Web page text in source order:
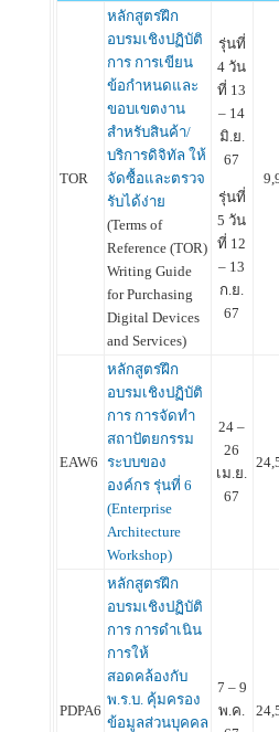
TOR
หลักสูตรฝึก
อบรมเชิงปฏิบัติ
การ การเขียน
ข้อกำหนดและ
ขอบเขตงาน
สำหรับสินค้า/
บริการดิจิทัล ให้
จัดซื้อและตรวจ
รับได้ง่าย
(Terms of
Reference (TOR)
Writing Guide
for Purchasing
Digital Devices
and Services)
รุ่นที่
4 วัน
ที่ 13
– 14
มิ.ย.
67
รุ่นที่
5 วัน
ที่ 12
– 13
ก.ย.
67
EAW6
หลักสูตรฝึก
อบรมเชิงปฏิบัติ
การ การจัดทำ
สถาปัตยกรรม
ระบบของ
องค์กร รุ่นที่ 6
(Enterprise
Architecture
Workshop)
24 –
26
เม.ย.
67
PDPA6
หลักสูตรฝึก
อบรมเชิงปฏิบัติ
การ การดำเนิน
การให้
สอดคล้องกับ
พ.ร.บ. คุ้มครอง
ข้อมูลส่วนบุคคล
7 – 9
พ.ค.